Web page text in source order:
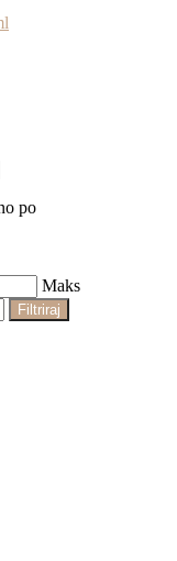
po
Maks
Filtriraj